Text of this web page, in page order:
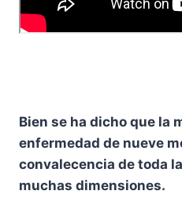
Bien se ha dicho que la
enfermedad de nueve
convalecencia de toda
muchas dimensiones.